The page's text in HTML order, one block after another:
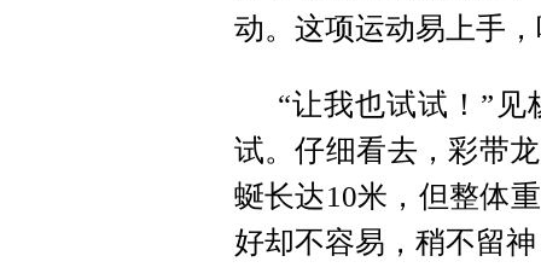
动。这项运动易上手
“让我也试试！”
试。仔细看去，彩带
蜒长达10米，但整体
好却不容易，稍不留